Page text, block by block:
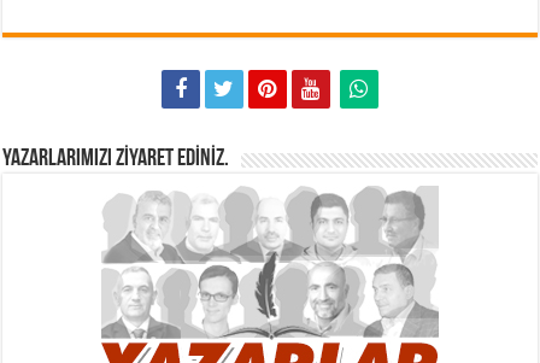
YAZARLARIMIZI ZIYARET EDINIZ.